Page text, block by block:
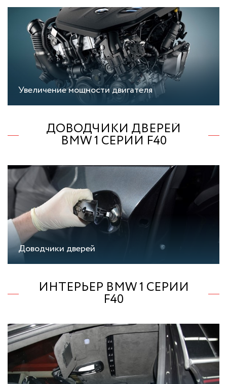
Увеличение мощности двигателя
ДОВОДЧИКИ ДВЕРЕЙ
BMW 1 СЕРИИ F40
Доводчики дверей
ИНТЕРЬЕР BMW 1 СЕРИИ
F40